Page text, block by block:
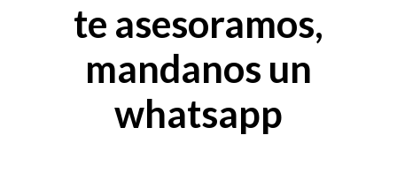
te asesoramos,
mandanos un
whatsapp